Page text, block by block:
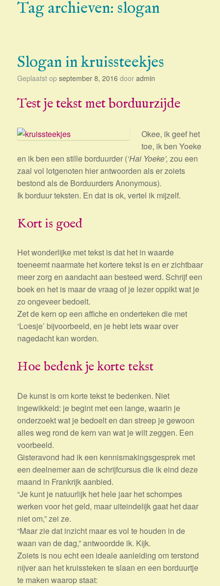
Tag archieven: slogan
Slogan in kruissteekjes
Geplaatst op september 8, 2016 door admin
Test je tekst met borduurzijde
Okee, ik geef het
toe, ik ben Yoeke
en ik ben een stille borduurder (‘Hai Yoeke’, zou een
zaal vol lotgenoten hier antwoorden als er zoiets
bestond als de Borduurders Anonymous).
Ik borduur teksten. En dat is ok, vertel ik mijzelf.
Kort is goed
Het wonderlijke met tekst is dat het in waarde
toeneemt naarmate het kortere tekst is en er zichtbaar
meer zorg en aandacht aan besteed werd. Schrijf een
boek en het is maar de vraag of je lezer oppikt wat je
zo ongeveer bedoelt.
Zet de kern op een affiche en onderteken die met
‘Loesje’ bijvoorbeeld, en je hebt iets waar over
nagedacht kan worden.
Hoe bedenk je korte tekst
De kunst is om korte tekst te bedenken. Niet
ingewikkeld: je begint met een lange, waarin je
onderzoekt wat je bedoelt en dan streep je gewoon
alles weg rond de kern van wat je wilt zeggen. Een
voorbeeld.
Gisteravond had ik een kennismakingsgesprek met
een deelnemer aan de schrijfcursus die ik eind deze
maand in Frankrijk aanbied.
“Je kunt je natuurlijk het hele jaar het schompes
werken voor het geld, maar uiteindelijk gaat het daar
niet om,” zei ze.
“Maar zie dat inzicht maar es vol te houden in de
waan van de dag,” antwoordde ik. Kijk.
Zoiets is nou echt een ideale aanleiding om terstond
nijver aan het kruissteken te slaan en een borduurtje
te maken waarop staat: